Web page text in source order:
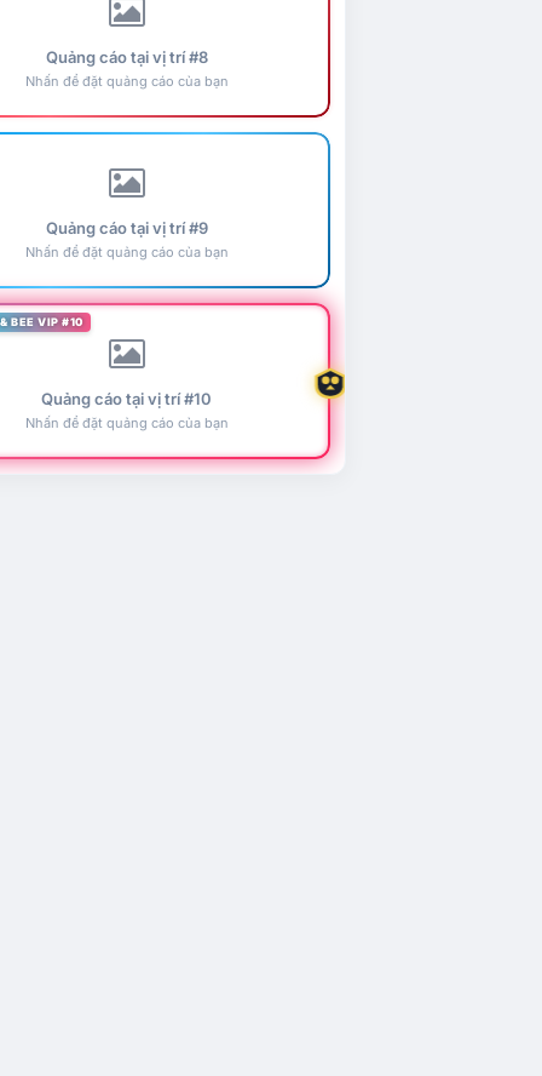
Quảng cáo tại vị trí #8
Nhấn để đặt quảng cáo của bạn
Quảng cáo tại vị trí #9
Nhấn để đặt quảng cáo của bạn
BEE VIP #10
Quảng cáo tại vị trí #10
Nhấn để đặt quảng cáo của bạn